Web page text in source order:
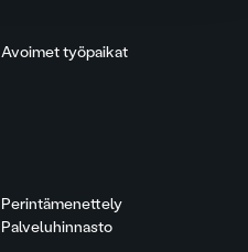
Avoimet työpaikat
Perintämenettely
Palveluhinnasto